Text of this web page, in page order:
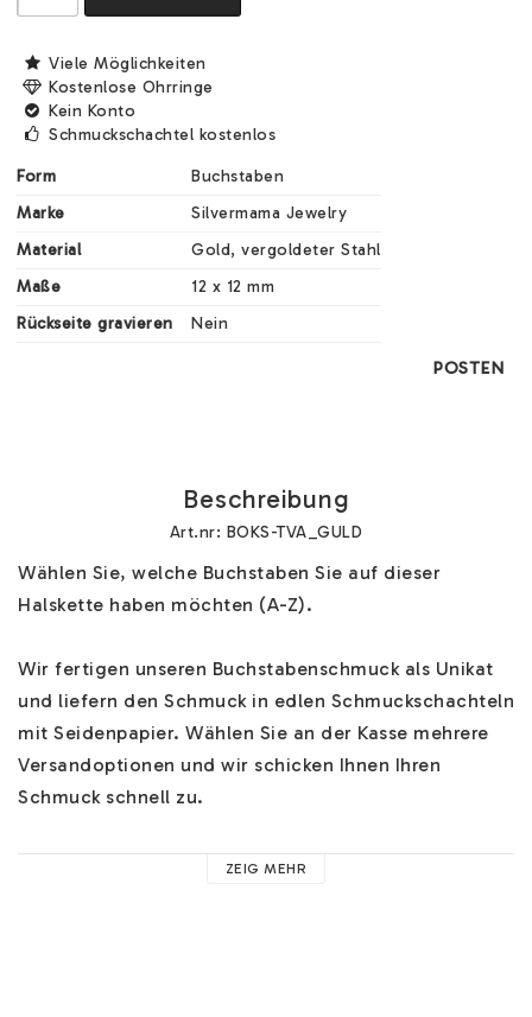
Viele Möglichkeiten
Kostenlose Ohrringe
Kein Konto
Schmuckschachtel kostenlos
Form
Buchstaben
Marke
Silvermama Jewelry
Material
Gold, vergoldeter Stahl
Maße
12 x 12 mm
Rückseite gravieren
Nein
POSTEN
Beschreibung
Art.nr: BOKS-TVA_GULD
Wählen Sie, welche Buchstaben Sie auf dieser
Halskette haben möchten (A-Z).
Wir fertigen unseren Buchstabenschmuck als Unikat
und liefern den Schmuck in edlen Schmuckschachteln
mit Seidenpapier. Wählen Sie an der Kasse mehrere
Versandoptionen und wir schicken Ihnen Ihren
Schmuck schnell zu.
Hilfe zu unserem Buchstabenschmuck finden Sie HIER.
ZEIG MEHR